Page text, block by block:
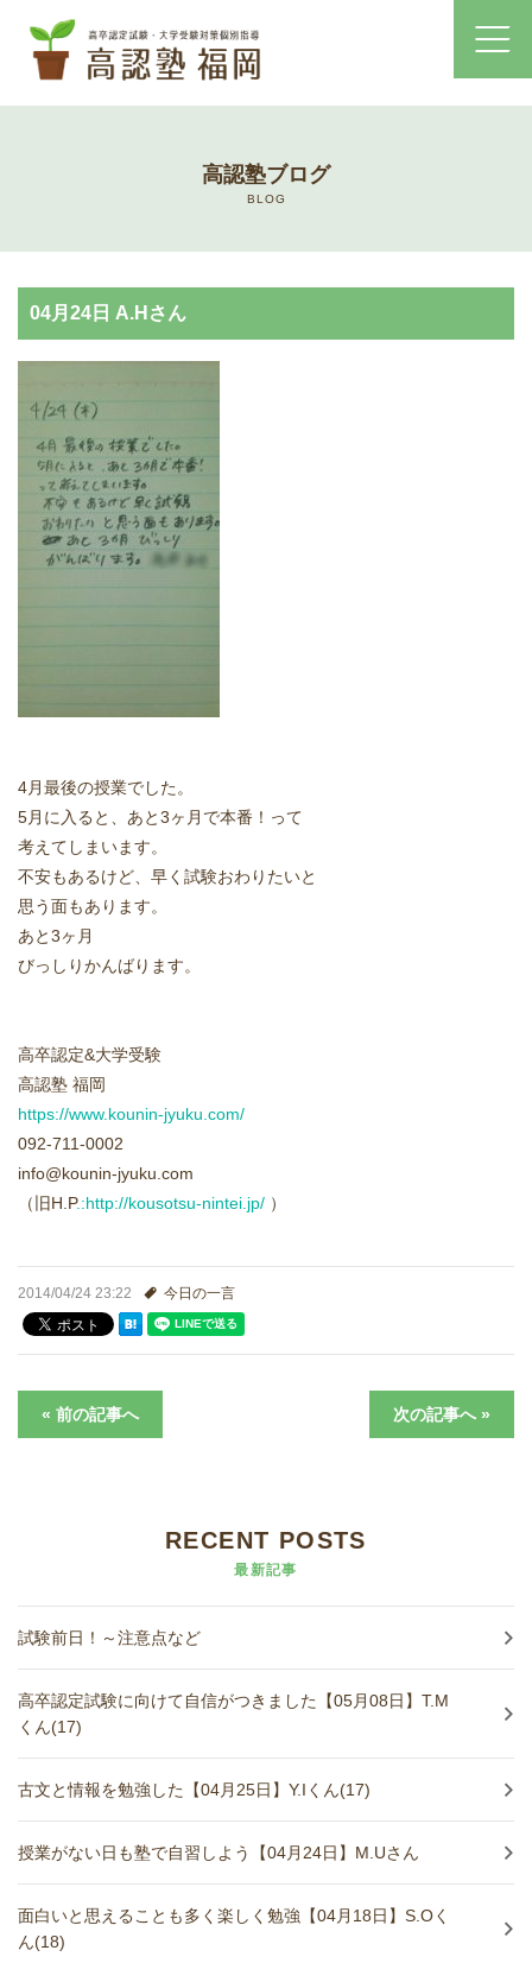
高認塾のご案内
高卒認定試験とは
高卒認定試験にかかる費用
アクセス情報
プライバシーポリシー
進学実績
生徒さんの声
高認塾ブログ
BLOG
04月24日 A.Hさん
4月最後の授業でした。
5月に入ると、あと3ヶ月で本番！って
考えてしまいます。
不安もあるけど、早く試験おわりたいと
思う面もあります。
あと3ヶ月
びっしりかんばります。
高卒認定&大学受験
高認塾 福岡
https://www.kounin-jyuku.com/
092-711-0002
info@kounin-jyuku.com
（旧H.P.:http://kousotsu-nintei.jp/ ）
2014/04/24 23:22 今日の一言
« 前の記事へ 次の記事へ »
RECENT POSTS
最新記事
試験前日！～注意点など
高卒認定試験に向けて自信がつきました【05月08日】T.M
くん(17)
古文と情報を勉強した【04月25日】Y.Iくん(17)
授業がない日も塾で自習しよう【04月24日】M.Uさん
面白いと思えることも多く楽しく勉強【04月18日】S.Oく
ん(18)